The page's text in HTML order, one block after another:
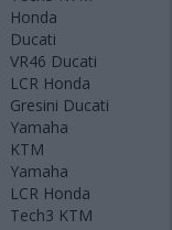
Honda
Ducati
VR46 Ducati
LCR Honda
Gresini Ducati
Yamaha
KTM
Yamaha
LCR Honda
Tech3 KTM